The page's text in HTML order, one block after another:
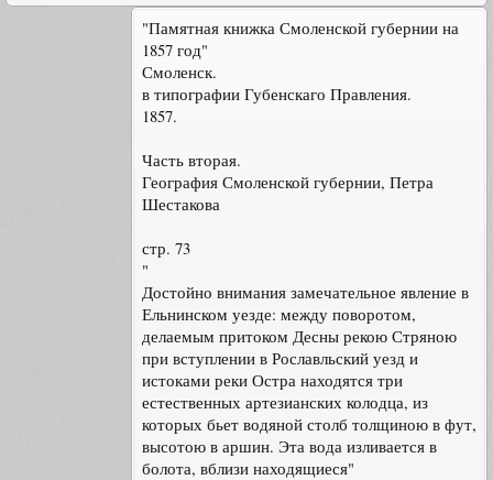
"Памятная книжка Смоленской губернии на
1857 год"
Смоленск.
в типографии Губенскаго Правления.
1857.
Часть вторая.
География Смоленской губернии, Петра
Шестакова
стр. 73
"
Достойно внимания замечательное явление в
Ельнинском уезде: между поворотом,
делаемым притоком Десны рекою Стряною
при вступлении в Рославльский уезд и
истоками реки Остра находятся три
естественных артезианских колодца, из
которых бьет водяной столб толщиною в фут,
высотою в аршин. Эта вода изливается в
болота, вблизи находящиеся"